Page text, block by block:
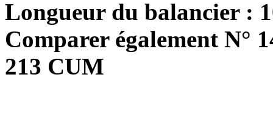
Longueur du balancier :
Comparer également N°
213 CUM